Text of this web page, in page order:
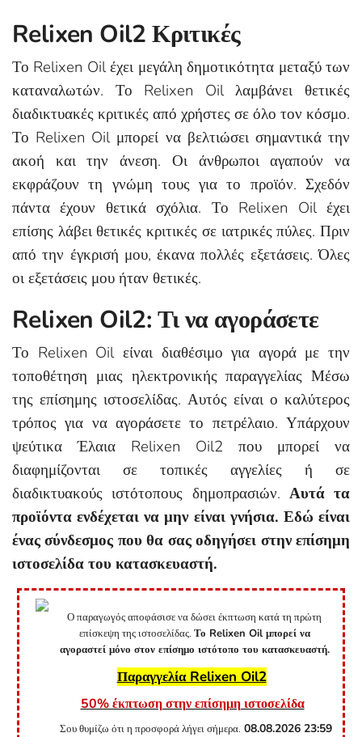
Relixen Oil2 Κριτικές
Το Relixen Oil έχει μεγάλη δημοτικότητα μεταξύ των
καταναλωτών. Το Relixen Oil λαμβάνει θετικές
διαδικτυακές κριτικές από χρήστες σε όλο τον κόσμο.
Το Relixen Oil μπορεί να βελτιώσει σημαντικά την
ακοή και την άνεση. Οι άνθρωποι αγαπούν να
εκφράζουν τη γνώμη τους για το προϊόν. Σχεδόν
πάντα έχουν θετικά σχόλια. Το Relixen Oil έχει
επίσης λάβει θετικές κριτικές σε ιατρικές πύλες. Πριν
από την έγκρισή μου, έκανα πολλές εξετάσεις. Όλες
οι εξετάσεις μου ήταν θετικές.
Relixen Oil2: Τι να αγοράσετε
Το Relixen Oil είναι διαθέσιμο για αγορά με την
τοποθέτηση μιας ηλεκτρονικής παραγγελίας Μέσω
της επίσημης ιστοσελίδας. Αυτός είναι ο καλύτερος
τρόπος για να αγοράσετε το πετρέλαιο. Υπάρχουν
ψεύτικα Έλαια Relixen Oil2 που μπορεί να
διαφημίζονται σε τοπικές αγγελίες ή σε
διαδικτυακούς ιστότοπους δημοπρασιών. Αυτά τα
προϊόντα ενδέχεται να μην είναι γνήσια. Εδώ είναι
ένας σύνδεσμος που θα σας οδηγήσει στην επίσημη
ιστοσελίδα του κατασκευαστή.
Ο παραγωγός αποφάσισε να δώσει έκπτωση κατά τη πρώτη
επίσκεψη της ιστοσελίδας. Το Relixen Oil μπορεί να
αγοραστεί μόνο στον επίσημο ιστότοπο του κατασκευαστή.
Παραγγελία Relixen Oil2
50% έκπτωση στην επίσημη ιστοσελίδα
Σου θυμίζω ότι η προσφορά λήγει σήμερα. 08.08.2026 23:59